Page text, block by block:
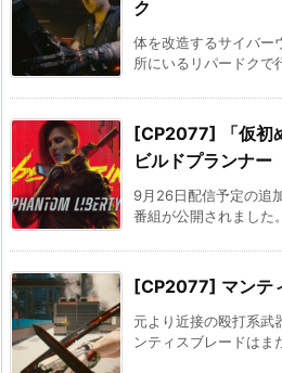
ク
体を改造するサイバー
所にいるリパードクで
[CP2077] 「仮初
ビルドプランナー
9月26日配信予定の追
番組が公開されました
[CP2077] マンテ
元より近接の殴打系武
ンティスブレードはま